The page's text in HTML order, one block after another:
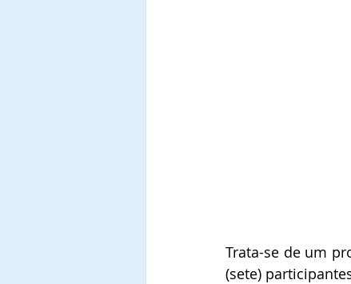
Trata-se de um
(sete)